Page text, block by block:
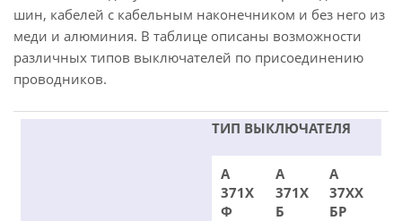
шин, кабелей с кабельным наконечником и без него из
меди и алюминия. В таблице описаны возможности
различных типов выключателей по присоединению
проводников.
ТИП ВЫКЛЮЧАТЕЛЯ
А
371Х
Ф
А
371Х
Б
А
37ХХ
БР